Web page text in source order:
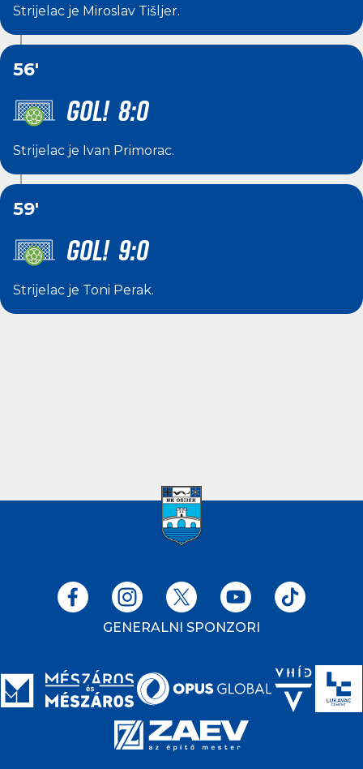
Strijelac je Miroslav Tišljer.
56'
GOL! 8:0
Strijelac je Ivan Primorac.
59'
GOL! 9:0
Strijelac je Toni Perak.
GENERALNI SPONZORI